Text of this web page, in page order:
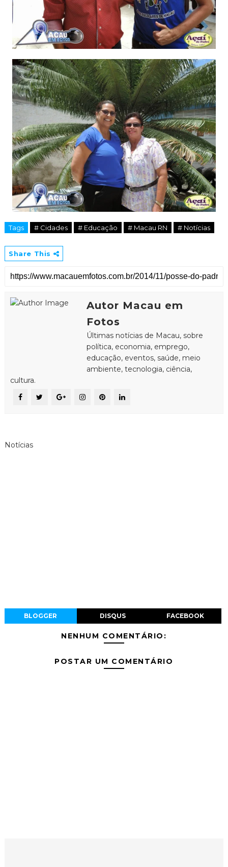
Tags # Cidades # Educação # Macau RN # Notícias
Share This
Autor Macau em
Fotos
Últimas notícias de Macau, sobre
política, economia, emprego,
educação, eventos, saúde, meio
ambiente, tecnologia, ciência,
cultura.
Notícias
BLOGGER DISQUS FACEBOOK
NENHUM COMENTÁRIO:
POSTAR UM COMENTÁRIO